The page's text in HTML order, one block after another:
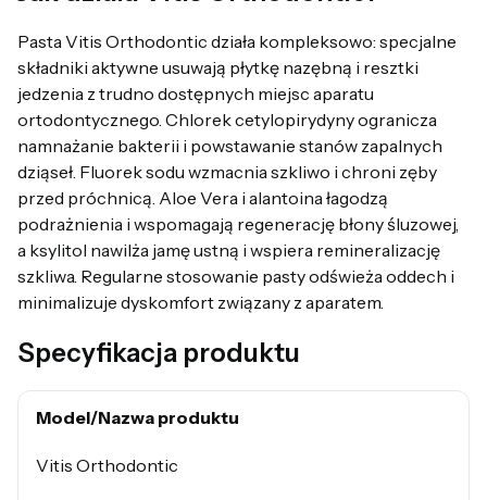
Pasta Vitis Orthodontic działa kompleksowo: specjalne
składniki aktywne usuwają płytkę nazębną i resztki
jedzenia z trudno dostępnych miejsc aparatu
ortodontycznego. Chlorek cetylopirydyny ogranicza
namnażanie bakterii i powstawanie stanów zapalnych
dziąseł. Fluorek sodu wzmacnia szkliwo i chroni zęby
przed próchnicą. Aloe Vera i alantoina łagodzą
podrażnienia i wspomagają regenerację błony śluzowej,
a ksylitol nawilża jamę ustną i wspiera remineralizację
szkliwa. Regularne stosowanie pasty odświeża oddech i
minimalizuje dyskomfort związany z aparatem.
Specyfikacja produktu
Model/Nazwa produktu
Vitis Orthodontic